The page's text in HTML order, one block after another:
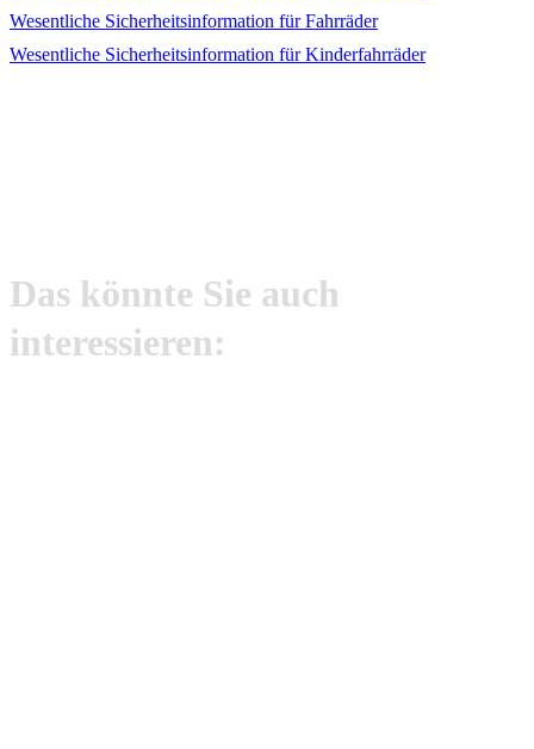
Wesentliche Sicherheits­information für Fahrräder
Wesentliche Sicherheits­information für Kinderfahrräder
Das könnte Sie auch
interessieren: